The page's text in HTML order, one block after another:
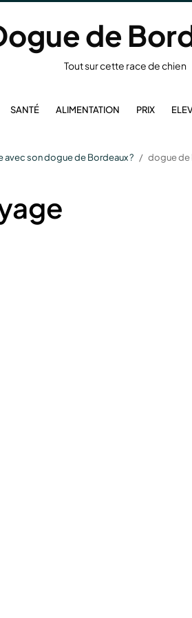
de
Tout sur cette race de chien
SANTÉ ALIMENTATION PRIX
son dogue de Bordeaux ? dogue de